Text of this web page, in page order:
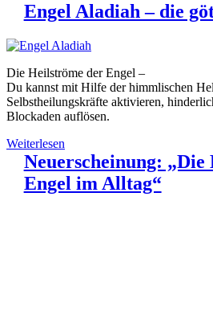
Engel Aladiah – die
Die Heilströme der Engel –
Du kannst mit Hilfe der himmlischen
Selbstheilungskräfte aktivieren,
Blockaden auflösen.
Weiterlesen
Neuerscheinung:
Engel im Alltag“